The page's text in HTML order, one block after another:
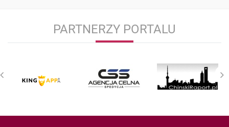
PARTNERZY PORTALU